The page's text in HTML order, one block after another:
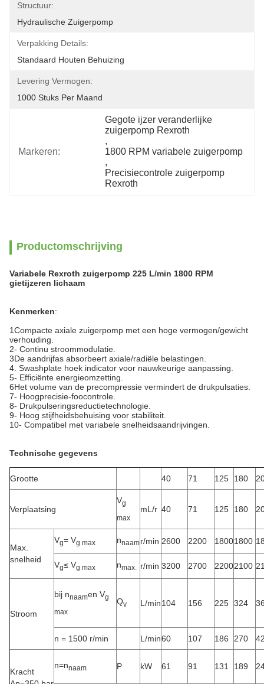
Structuur:
Hydraulische Zuigerpomp
Verpakking Details:
Standaard Houten Behuizing
Levering Vermogen:
1000 Stuks Per Maand
Markeren:
Gegote ijzer veranderlijke
zuigerpomp Rexroth
,
1800 RPM variabele zuigerpomp
,
Precisiecontrole zuigerpomp
Rexroth
Productomschrijving
Variabele Rexroth zuigerpomp 225 L/min 1800 RPM
gietijzeren lichaam
Kenmerken:
1Compacte axiale zuigerpomp met een hoge vermogen/gewicht
verhouding.
2- Continu stroommodulatie.
3De aandrijfas absorbeert axiale/radiële belastingen.
4. Swashplate hoek indicator voor nauwkeurige aanpassing.
5- Efficiënte energieomzetting.
6Het volume van de precompressie vermindert de drukpulsaties.
7- Hoogprecisie-foocontrole.
8- Drukpulseringsreductietechnologie.
9- Hoog stijfheidsbehuising voor stabiliteit.
10- Compatibel met variabele snelheidsaandrijvingen.
Technische gegevens
Grootte 40 71 125 180
Verplaatsing
Vg
max
mL/r 40 71 125 180
Max.
snelheid
Vg= Vg max nnaamr/min 2600 2200 18001800
Vg≤ Vg max nmax. r/min 3200 2700 22002100
Stroom
bij nnaamen Vg
max
Qv L/min104 156 225 324
n = 1500 r/min L/min60 107 186 270
Kracht
n=nnaam P kW 61 91 131 189